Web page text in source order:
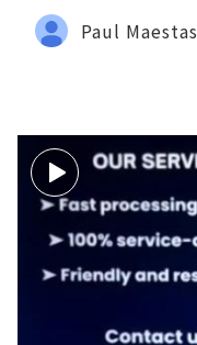
Paul Maestas